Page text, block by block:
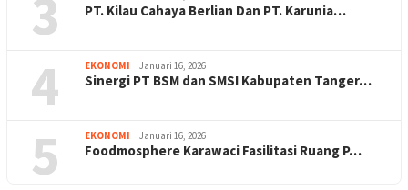
3 PT. Kilau Cahaya Berlian Dan PT. Karunia…
4 EKONOMI Januari 16, 2026
Sinergi PT BSM dan SMSI Kabupaten Tanger…
5 EKONOMI Januari 16, 2026
Foodmosphere Karawaci Fasilitasi Ruang P…